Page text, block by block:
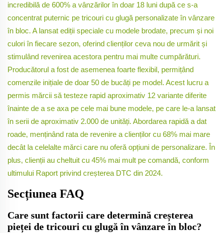
incredibilă de 600% a vânzărilor în doar 18 luni după ce s-a
concentrat puternic pe tricouri cu glugă personalizate în vânzare
în bloc. A lansat ediții speciale cu modele brodate, precum și noi
culori în fiecare sezon, oferind clienților ceva nou de urmărit și
stimulând revenirea acestora pentru mai multe cumpărături.
Producătorul a fost de asemenea foarte flexibil, permițând
comenzile inițiale de doar 50 de bucăți pe model. Acest lucru a
permis mărcii să testeze rapid aproximativ 12 variante diferite
înainte de a se axa pe cele mai bune modele, pe care le-a lansat
în serii de aproximativ 2.000 de unități. Abordarea rapidă a dat
roade, menținând rata de revenire a clienților cu 68% mai mare
decât la celelalte mărci care nu oferă opțiuni de personalizare. În
plus, clienții au cheltuit cu 45% mai mult pe comandă, conform
ultimului Raport privind creșterea DTC din 2024.
Secțiunea FAQ
Care sunt factorii care determină creșterea
pieței de tricouri cu glugă în vânzare în bloc?